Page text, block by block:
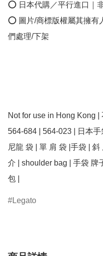
⭕ 日本代購／平行進口｜
⭕ 圖片/商標版權屬其擁有
們處理/下架
Not for use in Hong Kong
564-684 | 564-023 | 日本手
尼龍 袋 | 單 肩 袋 |手袋 |
介 | shoulder bag | 手袋 牌
包 |
Legato